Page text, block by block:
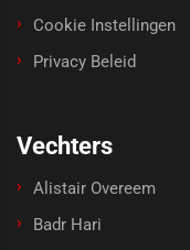
Cookie Instellingen
Privacy Beleid
Vechters
Alistair Overeem
Badr Hari